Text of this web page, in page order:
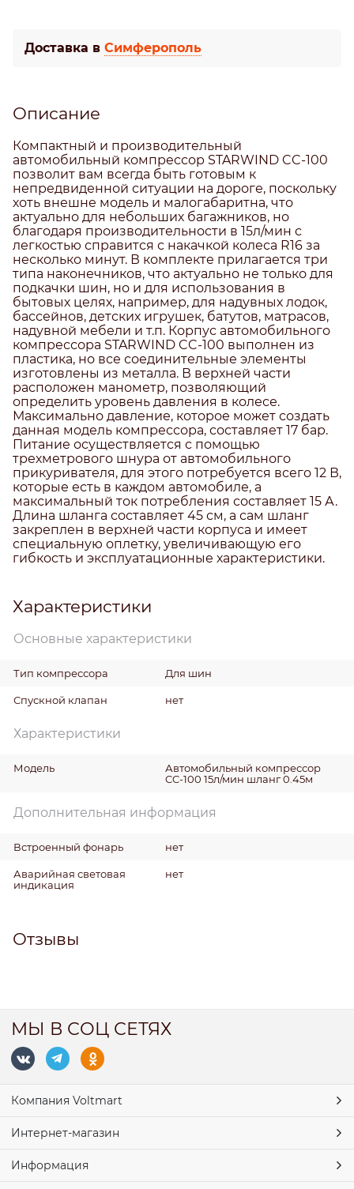
Доставка в Симферополь
Описание
Компактный и производительный
автомобильный компрессор STARWIND CC-100
позволит вам всегда быть готовым к
непредвиденной ситуации на дороге, поскольку
хоть внешне модель и малогабаритна, что
актуально для небольших багажников, но
благодаря производительности в 15л/мин с
легкостью справится с накачкой колеса R16 за
несколько минут. В комплекте прилагается три
типа наконечников, что актуально не только для
подкачки шин, но и для использования в
бытовых целях, например, для надувных лодок,
бассейнов, детских игрушек, батутов, матрасов,
надувной мебели и т.п. Корпус автомобильного
компрессора STARWIND CC-100 выполнен из
пластика, но все соединительные элементы
изготовлены из металла. В верхней части
расположен манометр, позволяющий
определить уровень давления в колесе.
Максимально давление, которое может создать
данная модель компрессора, составляет 17 бар.
Питание осуществляется с помощью
трехметрового шнура от автомобильного
прикуривателя, для этого потребуется всего 12 В,
которые есть в каждом автомобиле, а
максимальный ток потребления составляет 15 А.
Длина шланга составляет 45 см, а сам шланг
закреплен в верхней части корпуса и имеет
специальную оплетку, увеличивающую его
гибкость и эксплуатационные характеристики.
Характеристики
Основные характеристики
Тип компрессора Для шин
Спускной клапан нет
Характеристики
Модель
Автомобильный компрессор
CC-100 15л/мин шланг 0.45м
Дополнительная информация
Встроенный фонарь нет
Аварийная световая
индикация
нет
Отзывы
МЫ В СОЦ СЕТЯХ
Компания Voltmart
Интернет-магазин
Информация